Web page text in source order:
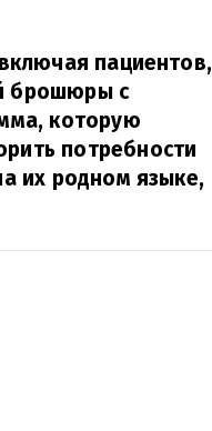
пациентов,
брошюры с
которую
потребности
их родном языке,